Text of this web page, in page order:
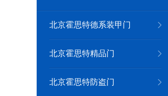
北京霍思特德系装甲门
北京霍思特精品门
北京霍思特防盗门